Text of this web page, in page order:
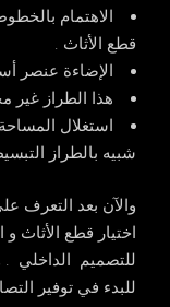
الاهتمام
قطع الأثاث .
الإضاءة عنصر
هذا الطراز غير
استغلال
شبيه بالطراز
والآن بعد التعرف
اختيار قطع الأثاث
للتصميم الداخلي .
للبدء في توفير